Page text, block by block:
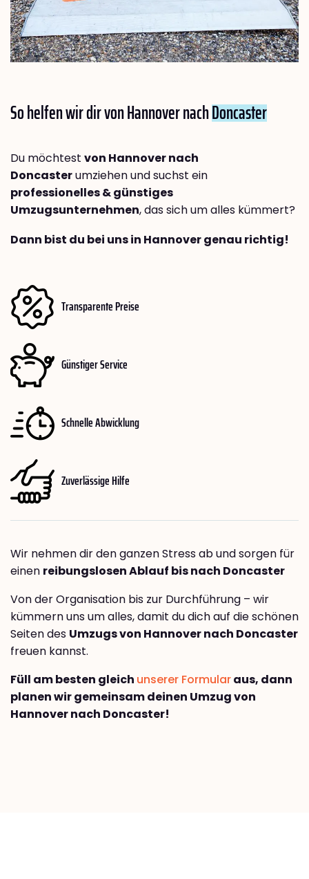
So helfen wir dir von Hannover nachDoncaster
Du möchtest von Hannover nach
Doncasterumziehen und suchst ein
professionelles & günstiges
Umzugsunternehmen, das sich um alles kümmert?
Dann bist du bei uns in Hannover genau richtig!
Transparente Preise
Günstiger Service
Schnelle Abwicklung
Zuverlässige Hilfe
Wir nehmen dir den ganzen Stress ab und sorgen für
einen reibungslosen Ablauf bis nach Doncaster
Von der Organisation bis zur Durchführung – wir
kümmern uns um alles, damit du dich auf die schönen
Seiten des Umzugs von Hannover nach Doncaster
freuen kannst.
Füll am besten gleich unserer Formularaus, dann
planen wir gemeinsam deinen Umzug von
Hannover nach Doncaster!